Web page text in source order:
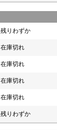
残りわずか
在庫切れ
在庫切れ
在庫切れ
在庫切れ
残りわずか